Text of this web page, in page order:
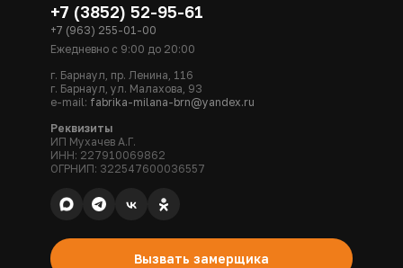
+7 (3852) 52-95-61
+7 (963) 255-01-00
Ежедневно с 9:00 до 20:00
г. Барнаул, пр. Ленина, 116
г. Барнаул, ул. Малахова, 93
e-mail: fabrika-milana-brn@yandex.ru
Реквизиты
ИП Мухачев А.Г.
ИНН: 227910069862
ОГРНИП: 322547600036557
Вызвать замерщика